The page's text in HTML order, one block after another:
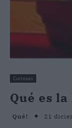
Curiosas
Qué es
Qué! 21